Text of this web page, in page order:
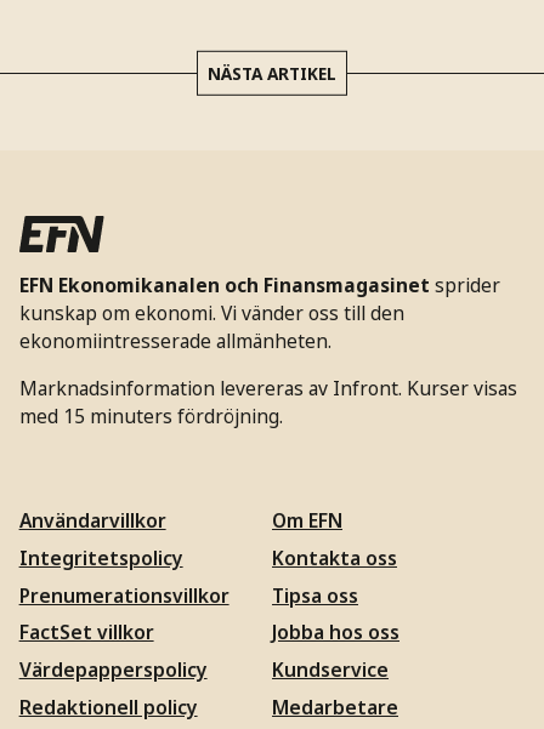
NÄSTA ARTIKEL
EFN Ekonomikanalen och Finansmagasinet sprider
kunskap om ekonomi. Vi vänder oss till den
ekonomiintresserade allmänheten.
Marknadsinformation levereras av Infront. Kurser visas
med 15 minuters fördröjning.
Användarvillkor
Integritetspolicy
Prenumerationsvillkor
FactSet villkor
Värdepapperspolicy
Redaktionell policy
Om EFN
Kontakta oss
Tipsa oss
Jobba hos oss
Kundservice
Medarbetare